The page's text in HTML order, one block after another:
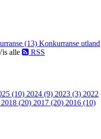
(13) Konkurranse utland
alle RSS
(10) 2024 (9) 2023 (3) 2022
2018 (20) 2017 (20) 2016 (10)